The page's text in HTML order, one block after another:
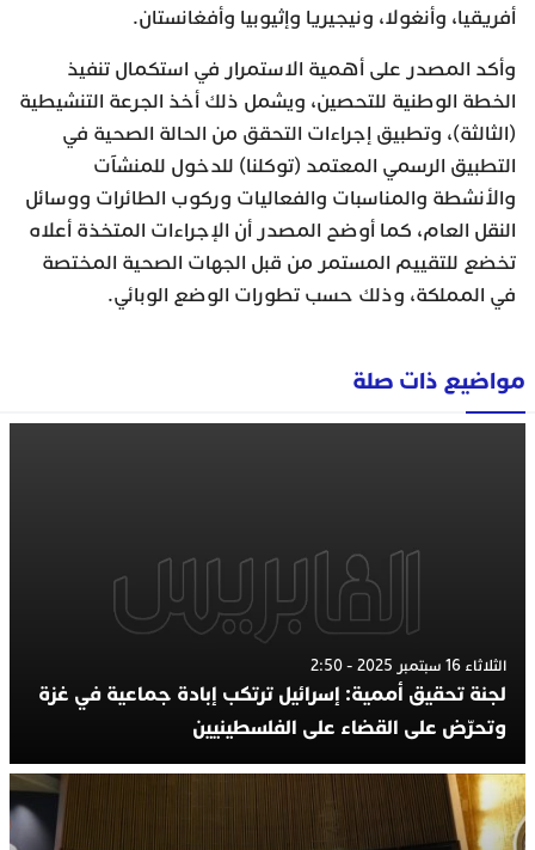
أفريقيا، وأنغولا، ونيجيريا وإثيوبيا وأفغانستان.
وأكد المصدر على أهمية الاستمرار في استكمال تنفيذ
الخطة الوطنية للتحصين، ويشمل ذلك أخذ الجرعة التنشيطية
(الثالثة)، وتطبيق إجراءات التحقق من الحالة الصحية في
التطبيق الرسمي المعتمد (توكلنا) للدخول للمنشآت
والأنشطة والمناسبات والفعاليات وركوب الطائرات ووسائل
النقل العام، كما أوضح المصدر أن الإجراءات المتخذة أعلاه
تخضع للتقييم المستمر من قبل الجهات الصحية المختصة
في المملكة، وذلك حسب تطورات الوضع الوبائي.
مواضيع ذات صلة
الثلاثاء 16 سبتمبر 2025 - 2:50
لجنة تحقيق أممية: إسرائيل ترتكب إبادة جماعية في غزة
وتحرّض على القضاء على الفلسطينيين